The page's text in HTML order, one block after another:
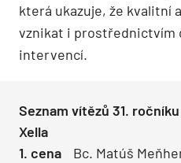
která ukazuje, že kvalitní
vznikat i prostřednictvím
intervencí.
Seznam vítězů 31.
Xella
1. cena Bc. Matúš